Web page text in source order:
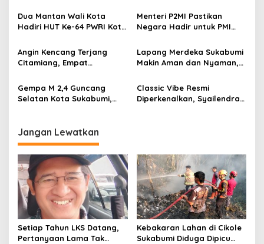
o
Nyaris Merambat ke
Permukiman
Paling Lambat Agustus
Harus Selesai
Dua Mantan Wali Kota
Hadiri HUT Ke-64 PWRI Kota
Mengabdi Tak Berhenti
Saat Pensiun
Menteri P2MI Pastikan
Negara Hadir untuk PMI
Warga Sukabumi di Arab
Saudi Akan Dipulangkan
Angin Kencang Terjang
Citamiang, Empat
Kota Sukabumi Imbau
Warga Waspada Cuaca
Lapang Merdeka Sukabumi
Makin Aman dan Nyaman,
Apresiasi Warga
Gempa M 2,4 Guncang
Selatan Kota Sukabumi,
Classic Vibe Resmi
Diperkenalkan, Syailendra
Jangan Lewatkan
Setiap Tahun LKS Datang,
Pertanyaan Lama Tak
Kebakaran Lahan di Cikole
Sukabumi Diduga Dipicu